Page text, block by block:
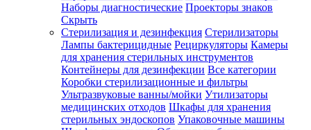
Наборы диагностические Проекторы знаков
Скрыть
Стерилизация и дезинфекция Стерилизаторы
Лампы бактерицидные Рециркуляторы Камеры
для хранения стерильных инструментов
Контейнеры для дезинфекции Все категории
Коробки стерилизационные и фильтры
Ультразвуковые ванны/мойки Утилизаторы
медицинских отходов Шкафы для хранения
стерильных эндоскопов Упаковочные машины